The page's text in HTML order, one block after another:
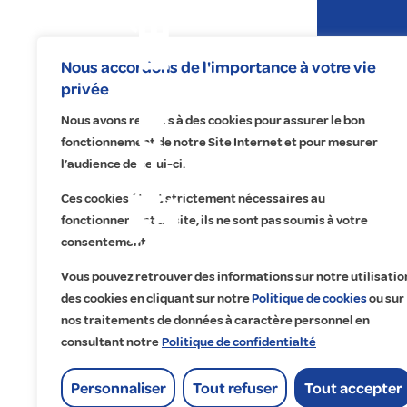
Nous accordons de l'importance à votre vie
privée
Nous avons recours à des cookies pour assurer le bon
fonctionnement de notre Site Internet et pour mesurer
l’audience de celui-ci.
Ces cookies étant strictement nécessaires au
fonctionnement du site, ils ne sont pas soumis à votre
consentement.
Vous pouvez retrouver des informations sur notre
des cookies en cliquant sur notrePolitique de cookiesou sur
nos traitements de données à caractère personnel en
consultant notrePolitique de confidentialté
Personnaliser Tout refuser Tout accepter
Expertises